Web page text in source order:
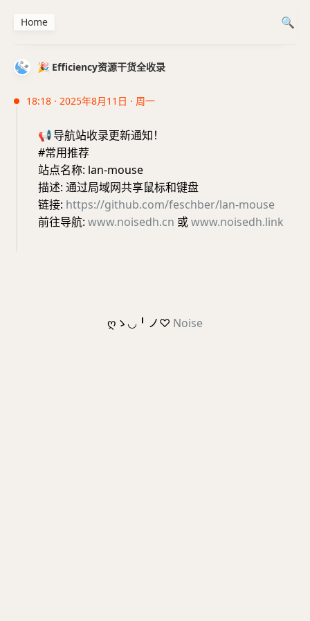
🎉 Efficiency资源干货全收录
18:18 · 2025年8月11日 · 周一
📢导航站收录更新通知！
#常用推荐
站点名称: lan-mouse
描述: 通过局域网共享鼠标和键盘
链接: https://github.com/feschber/lan-mouse
前往导航: www.noisedh.cn 或www.noisedh.link
Home
ღゝ◡╹ノ♡ Noise